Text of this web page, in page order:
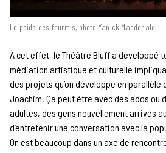
Le poids des fourmis, photo Yanick Macdonald
À cet effet, le Théâtre Bluff a développé
médiation artistique et culturelle
des projets qu’on développe en
Joachim. Ça peut être avec des ados ou
adultes, des gens nouvellement arrivés
d’entretenir une conversation avec la
On est beaucoup dans un axe de